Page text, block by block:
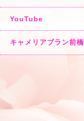
YouTube
キャメリアブラン前橋